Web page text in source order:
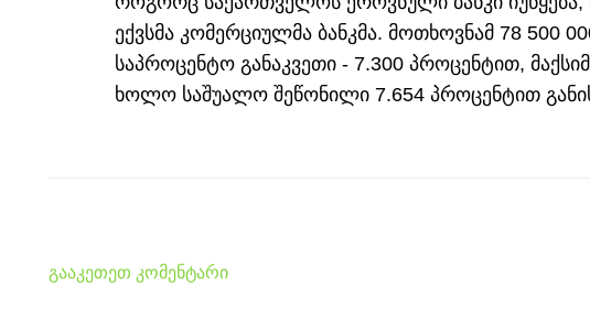
ექვსმა კომერციულმა ბანკმა. მოთხოვნამ 78 500
საპროცენტო განაკვეთი - 7.300 პროცენტით,
ხოლო საშუალო შეწონილი 7.654 პროცენტით
გააკეთეთ კომენტარი